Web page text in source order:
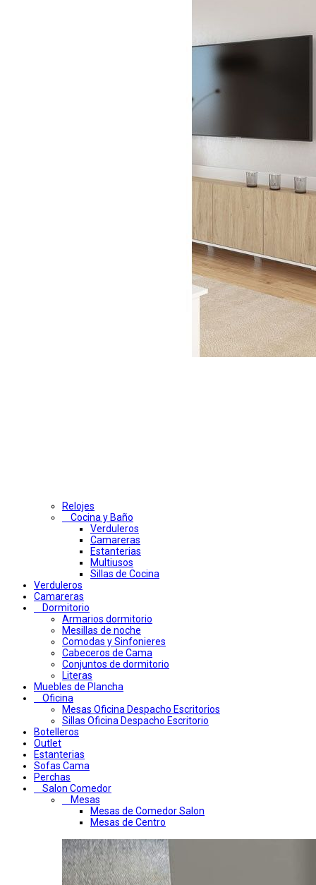
Relojes
Cocina y Baño
Verduleros
Camareras
Estanterias
Multiusos
Sillas de Cocina
Verduleros
Camareras
Dormitorio
Armarios dormitorio
Mesillas de noche
Comodas y Sinfonieres
Cabeceros de Cama
Conjuntos de dormitorio
Literas
Muebles de Plancha
Oficina
Mesas Oficina Despacho Escritorios
Sillas Oficina Despacho Escritorio
Botelleros
Outlet
Estanterias
Sofas Cama
Perchas
Salon Comedor
Mesas
Mesas de Comedor Salon
Mesas de Centro